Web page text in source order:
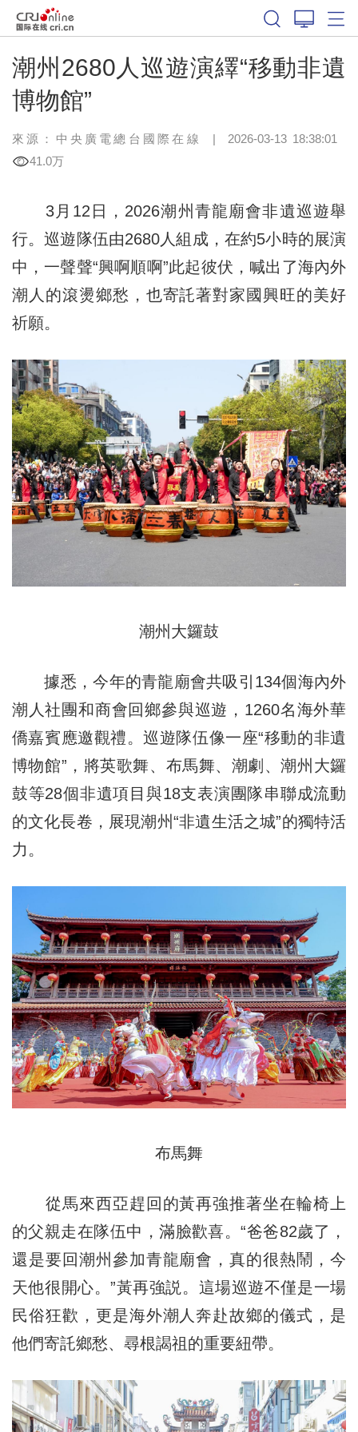
潮州2680人巡遊演繹“移動非遺
博物館”
來源：中央廣電總台國際在線 | 2026-03-13 18:38:01
41.0万
3月12日，2026潮州青龍廟會非遺巡遊舉
行。巡遊隊伍由2680人組成，在約5小時的展演
中，一聲聲“興啊順啊”此起彼伏，喊出了海內外
潮人的滾燙鄉愁，也寄託著對家國興旺的美好
祈願。
潮州大鑼鼓
據悉，今年的青龍廟會共吸引134個海內外
潮人社團和商會回鄉參與巡遊，1260名海外華
僑嘉賓應邀觀禮。巡遊隊伍像一座“移動的非遺
博物館”，將英歌舞、布馬舞、潮劇、潮州大鑼
鼓等28個非遺項目與18支表演團隊串聯成流動
的文化長卷，展現潮州“非遺生活之城”的獨特活
力。
布馬舞
從馬來西亞趕回的黃再強推著坐在輪椅上
的父親走在隊伍中，滿臉歡喜。“爸爸82歲了，
還是要回潮州參加青龍廟會，真的很熱鬧，今
天他很開心。”黃再強説。這場巡遊不僅是一場
民俗狂歡，更是海外潮人奔赴故鄉的儀式，是
他們寄託鄉愁、尋根謁祖的重要紐帶。